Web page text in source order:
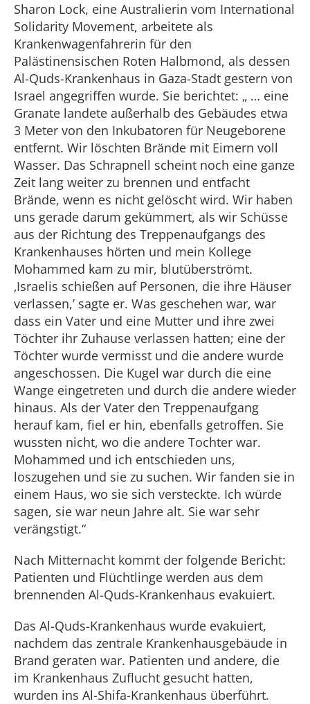
Sharon Lock, eine Australierin vom International
Solidarity Movement, arbeitete als
Krankenwagenfahrerin für den
Palästinensischen Roten Halbmond, als dessen
Al-Quds-Krankenhaus in Gaza-Stadt gestern von
Israel angegriffen wurde. Sie berichtet: „ … eine
Granate landete außerhalb des Gebäudes etwa
3 Meter von den Inkubatoren für Neugeborene
entfernt. Wir löschten Brände mit Eimern voll
Wasser. Das Schrapnell scheint noch eine ganze
Zeit lang weiter zu brennen und entfacht
Brände, wenn es nicht gelöscht wird. Wir haben
uns gerade darum gekümmert, als wir Schüsse
aus der Richtung des Treppenaufgangs des
Krankenhauses hörten und mein Kollege
Mohammed kam zu mir, blutüberströmt.
‚Israelis schießen auf Personen, die ihre Häuser
verlassen,’ sagte er. Was geschehen war, war
dass ein Vater und eine Mutter und ihre zwei
Töchter ihr Zuhause verlassen hatten; eine der
Töchter wurde vermisst und die andere wurde
angeschossen. Die Kugel war durch die eine
Wange eingetreten und durch die andere wieder
hinaus. Als der Vater den Treppenaufgang
herauf kam, fiel er hin, ebenfalls getroffen. Sie
wussten nicht, wo die andere Tochter war.
Mohammed und ich entschieden uns,
loszugehen und sie zu suchen. Wir fanden sie in
einem Haus, wo sie sich versteckte. Ich würde
sagen, sie war neun Jahre alt. Sie war sehr
verängstigt.“
Nach Mitternacht kommt der folgende Bericht:
Patienten und Flüchtlinge werden aus dem
brennenden Al-Quds-Krankenhaus evakuiert.
Das Al-Quds-Krankenhaus wurde evakuiert,
nachdem das zentrale Krankenhausgebäude in
Brand geraten war. Patienten und andere, die
im Krankenhaus Zuflucht gesucht hatten,
wurden ins Al-Shifa-Krankenhaus überführt.